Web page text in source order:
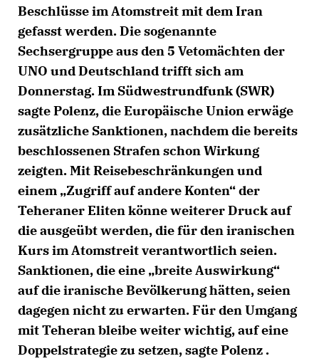
Beschlüsse im Atomstreit mit dem Iran
gefasst werden. Die sogenannte
Sechsergruppe aus den 5 Vetomächten der
UNO und Deutschland trifft sich am
Donnerstag. Im Südwestrundfunk (SWR)
sagte Polenz, die Europäische Union erwäge
zusätzliche Sanktionen, nachdem die bereits
beschlossenen Strafen schon Wirkung
zeigten. Mit Reisebeschränkungen und
einem „Zugriff auf andere Konten“ der
Teheraner Eliten könne weiterer Druck auf
die ausgeübt werden, die für den iranischen
Kurs im Atomstreit verantwortlich seien.
Sanktionen, die eine „breite Auswirkung“
auf die iranische Bevölkerung hätten, seien
dagegen nicht zu erwarten. Für den Umgang
mit Teheran bleibe weiter wichtig, auf eine
Doppelstrategie zu setzen, sagte Polenz .